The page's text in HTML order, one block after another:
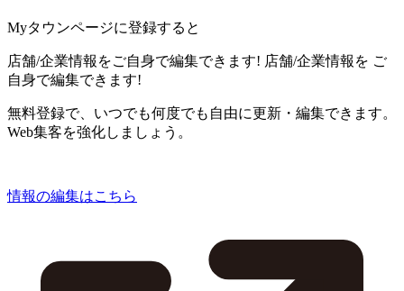
Myタウンページに登録すると
店舗/企業情報をご自身で編集できます! 店舗/企業情報を ご
自身で編集できます!
無料登録で、いつでも何度でも自由に更新・編集できます。
Web集客を強化しましょう。
情報の編集はこちら